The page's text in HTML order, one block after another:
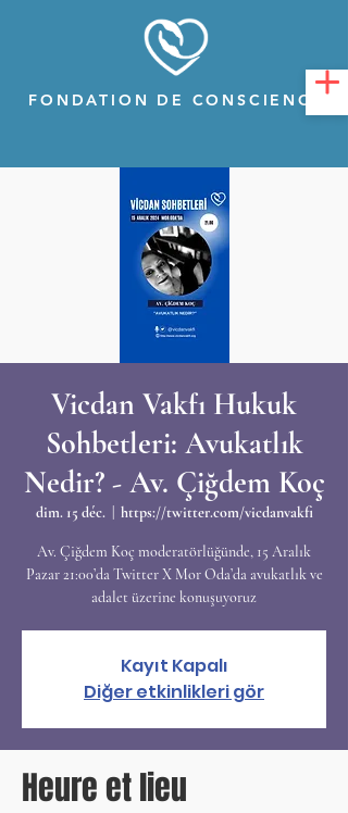
FONDATION DE CONSCIENCE
Vicdan Vakfı Hukuk
Sohbetleri: Avukatlık
Nedir? - Av. Çiğdem Koç
dim. 15 déc.
  |
https://twitter.com/vicdanvakfi
Av. Çiğdem Koç moderatörlüğünde, 15 Aralık
Pazar 21:00’da Twitter X Mor Oda’da avukatlık ve
adalet üzerine konuşuyoruz
Kayıt Kapalı
Diğer etkinlikleri gör
Heure et lieu